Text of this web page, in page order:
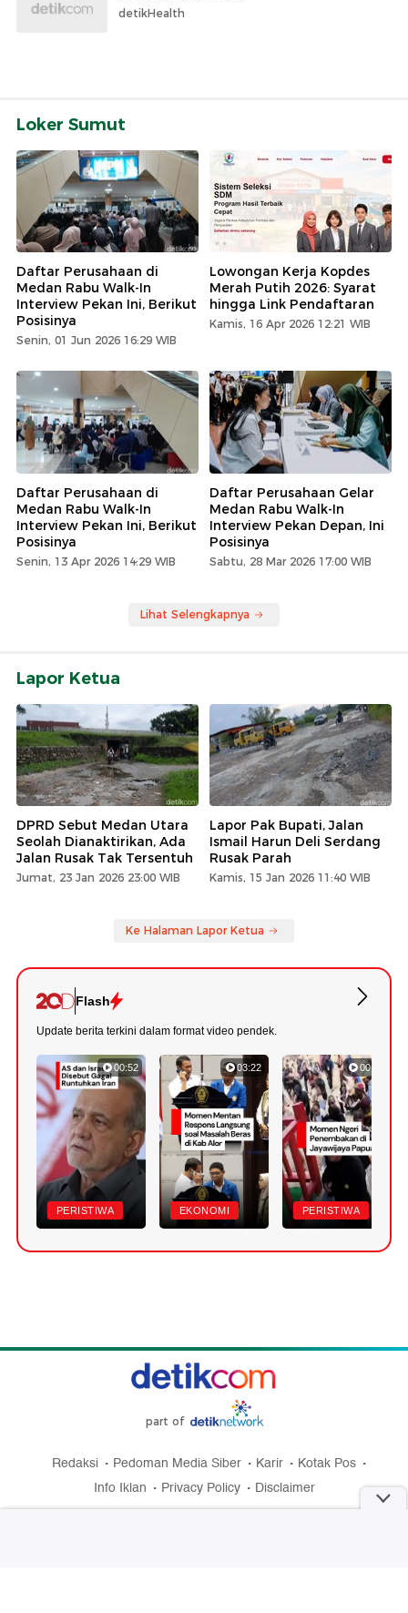
detikHealth
Loker Sumut
Daftar Perusahaan di
Medan Rabu Walk-In
Interview Pekan Ini, Berikut
Posisinya
Senin, 01 Jun 2026 16:29 WIB
Lowongan Kerja Kopdes
Merah Putih 2026: Syarat
hingga Link Pendaftaran
Kamis, 16 Apr 2026 12:21 WIB
Daftar Perusahaan di
Medan Rabu Walk-In
Interview Pekan Ini, Berikut
Posisinya
Senin, 13 Apr 2026 14:29 WIB
Daftar Perusahaan Gelar
Medan Rabu Walk-In
Interview Pekan Depan, Ini
Posisinya
Sabtu, 28 Mar 2026 17:00 WIB
Lihat Selengkapnya
Lapor Ketua
DPRD Sebut Medan Utara
Seolah Dianaktirikan, Ada
Jalan Rusak Tak Tersentuh
Jumat, 23 Jan 2026 23:00 WIB
Lapor Pak Bupati, Jalan
Ismail Harun Deli Serdang
Rusak Parah
Kamis, 15 Jan 2026 11:40 WIB
Ke Halaman Lapor Ketua
Flash
Update berita terkini dalam format video pendek.
00:52
PERISTIWA
03:22
EKONOMI
00:42
PERISTIWA
part of
Redaksi Pedoman Media Siber Karir
Kotak Pos
Info Iklan
Privacy Policy Disclaimer